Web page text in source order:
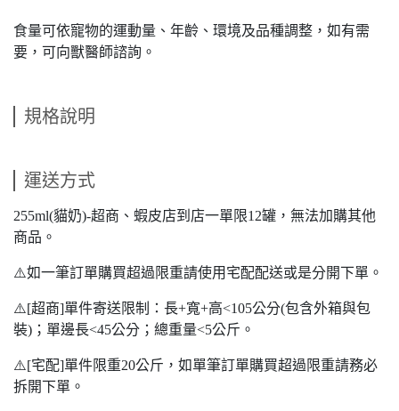
食量可依寵物的運動量、年齡、環境及品種調整，如有需
要，可向獸醫師諮詢。
規格說明
運送方式
255ml(貓奶)-超商、蝦皮店到店一單限12罐，無法加購其他
商品。
⚠️如一筆訂單購買超過限重請使用宅配配送或是分開下單。
⚠️[超商]單件寄送限制：長+寬+高<105公分(包含外箱與包
裝)；單邊長<45公分；總重量<5公斤。
⚠️[宅配]單件限重20公斤，如單筆訂單購買超過限重請務必
拆開下單。